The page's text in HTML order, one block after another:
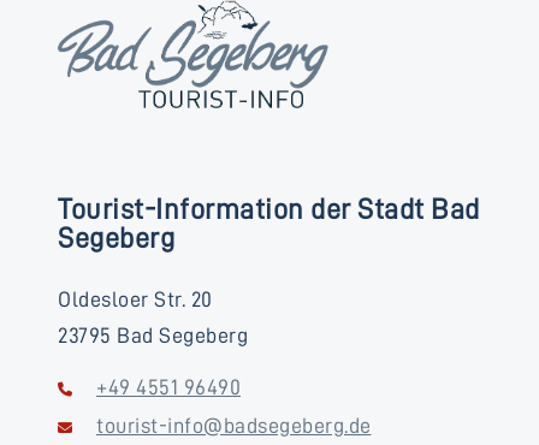
Tourist-Information der Stadt Bad
Segeberg
Oldesloer Str. 20
23795 Bad Segeberg
+49 4551 96490
tourist-info@badsegeberg.de